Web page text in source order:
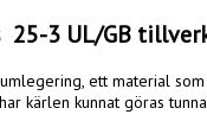
25-3 UL/GB
ett material
kärlen kunnat göras